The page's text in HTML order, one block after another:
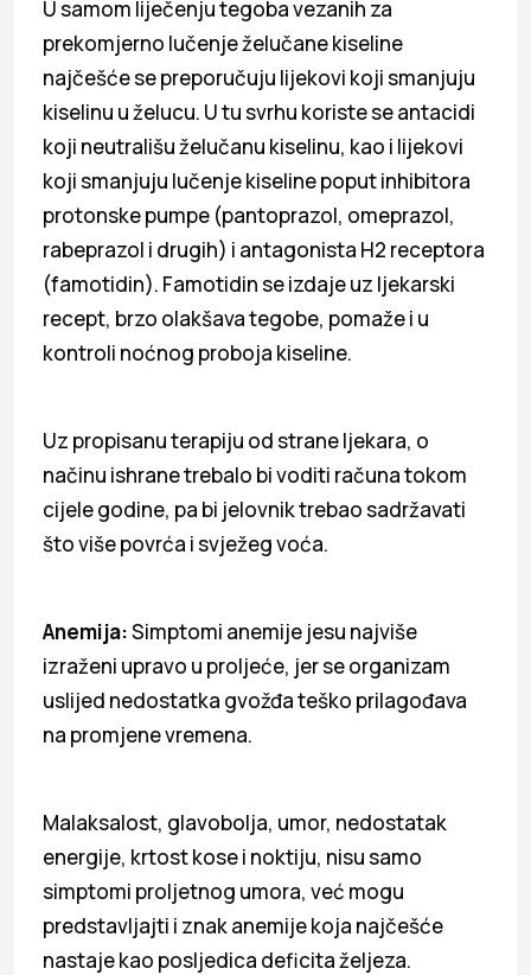
U samom liječenju tegoba vezanih za
prekomjerno lučenje želučane kiseline
najčešće se preporučuju lijekovi koji smanjuju
kiselinu u želucu. U tu svrhu koriste se antacidi
koji neutrališu želučanu kiselinu, kao i lijekovi
koji smanjuju lučenje kiseline poput inhibitora
protonske pumpe (pantoprazol, omeprazol,
rabeprazol i drugih) i antagonista H2 receptora
(famotidin). Famotidin se izdaje uz ljekarski
recept, brzo olakšava tegobe, pomaže i u
kontroli noćnog proboja kiseline.
Uz propisanu terapiju od strane ljekara, o
načinu ishrane trebalo bi voditi računa tokom
cijele godine, pa bi jelovnik trebao sadržavati
što više povrća i svježeg voća.
Anemija:Simptomi anemije jesu najviše
izraženi upravo u proljeće, jer se organizam
uslijed nedostatka gvožđa teško prilagođava
na promjene vremena.
Malaksalost, glavobolja, umor, nedostatak
energije, krtost kose i noktiju, nisu samo
simptomi proljetnog umora, već mogu
predstavljajti i znak anemije koja najčešće
nastaje kao posljedica deficita željeza.